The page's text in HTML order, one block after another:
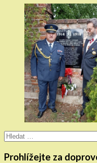
Vyhledávání
Prohlížejte za